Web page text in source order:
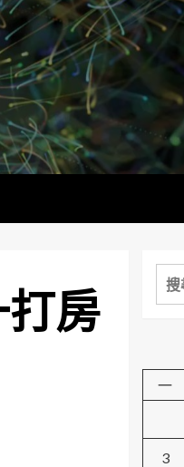
房
搜
尋
字:
一
3